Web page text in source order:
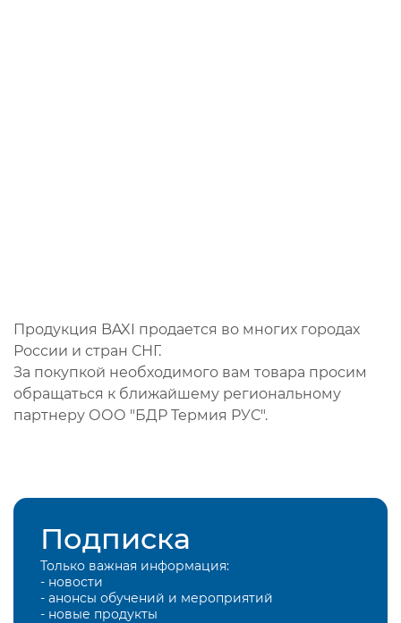
Продукция BAXI продается во многих городах
России и стран СНГ.
За покупкой необходимого вам товара просим
обращаться к ближайшему региональному
партнеру ООО "БДР Термия РУС".
Подписка
Только важная информация:
- новости
- анонсы обучений и мероприятий
- новые продукты